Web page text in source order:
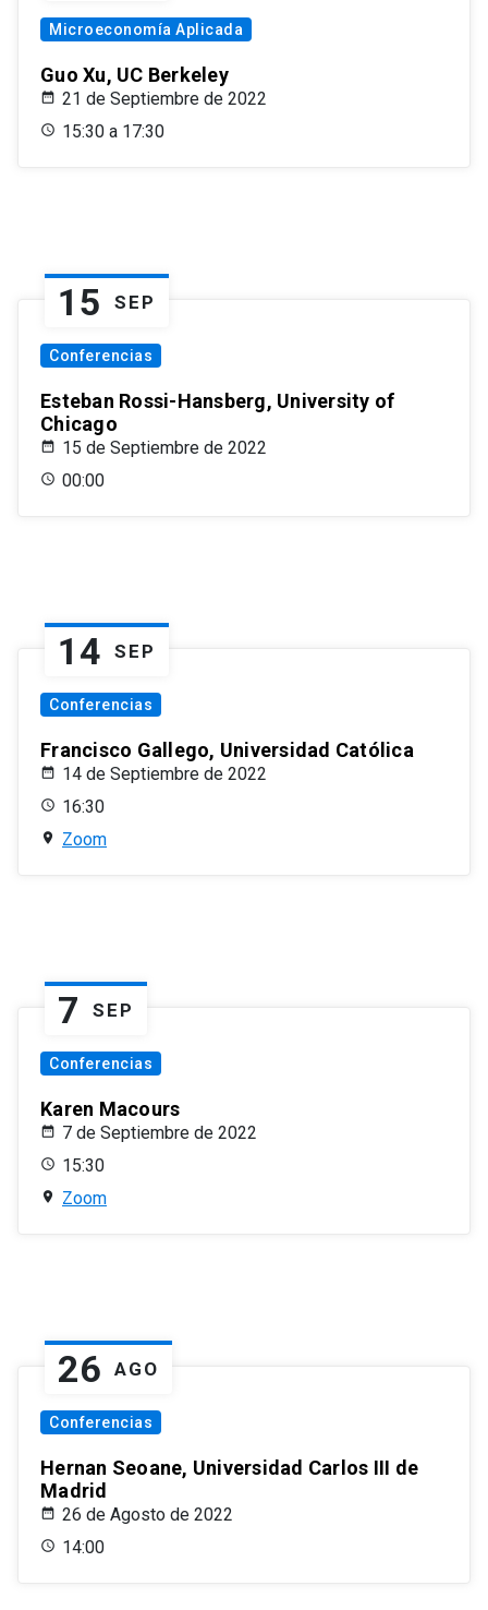
Microeconomía Aplicada
Guo Xu, UC Berkeley
21 de Septiembre de 2022
15:30 a 17:30
15 SEP
Conferencias
Esteban Rossi-Hansberg, University of
Chicago
15 de Septiembre de 2022
00:00
14 SEP
Conferencias
Francisco Gallego, Universidad Católica
14 de Septiembre de 2022
16:30
Zoom
7 SEP
Conferencias
Karen Macours
7 de Septiembre de 2022
15:30
Zoom
26 AGO
Conferencias
Hernan Seoane, Universidad Carlos III de
Madrid
26 de Agosto de 2022
14:00